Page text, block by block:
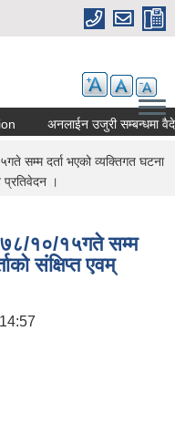
अनलाईन उजुरी सम्बन्धमा
सम्म दर्ता भएको व्यक्तिगत घटना
प्रतिवेदन ।
१०/१५गते सम्म
संक्षिप्त एवम्